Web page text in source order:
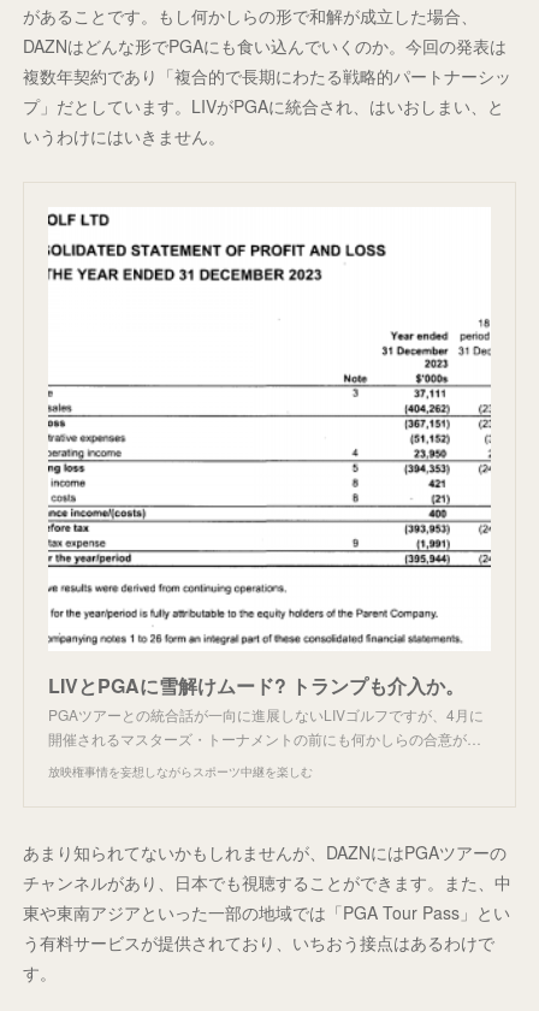
があることです。もし何かしらの形で和解が成立した場合、
DAZNはどんな形でPGAにも食い込んでいくのか。今回の発表は
複数年契約であり「複合的で長期にわたる戦略的パートナーシッ
プ」だとしています。LIVがPGAに統合され、はいおしまい、と
いうわけにはいきません。
LIVとPGAに雪解けムード? トランプも介入か。
PGAツアーとの統合話が一向に進展しないLIVゴルフですが、4月に
開催されるマスターズ・トーナメントの前にも何かしらの合意が…
放映権事情を妄想しながらスポーツ中継を楽しむ
あまり知られてないかもしれませんが、DAZNにはPGAツアーの
チャンネルがあり、日本でも視聴することができます。また、中
東や東南アジアといった一部の地域では「PGA Tour Pass」とい
う有料サービスが提供されており、いちおう接点はあるわけで
す。